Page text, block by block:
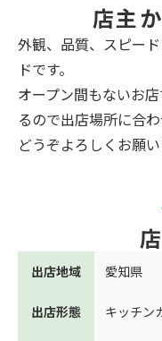
店主
外観、品質、スピー
ドです。
オープン間もないお
るので出店場所に合
どうぞよろしくお願い
出店地域 愛知県
出店形態 キッチン